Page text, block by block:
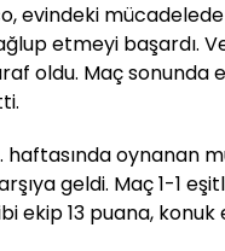
evindeki
etmeyi başardı.
oldu. Maç sonunda
haftasında oynanan
geldi. Maç 1-1
ekip 13 puana,